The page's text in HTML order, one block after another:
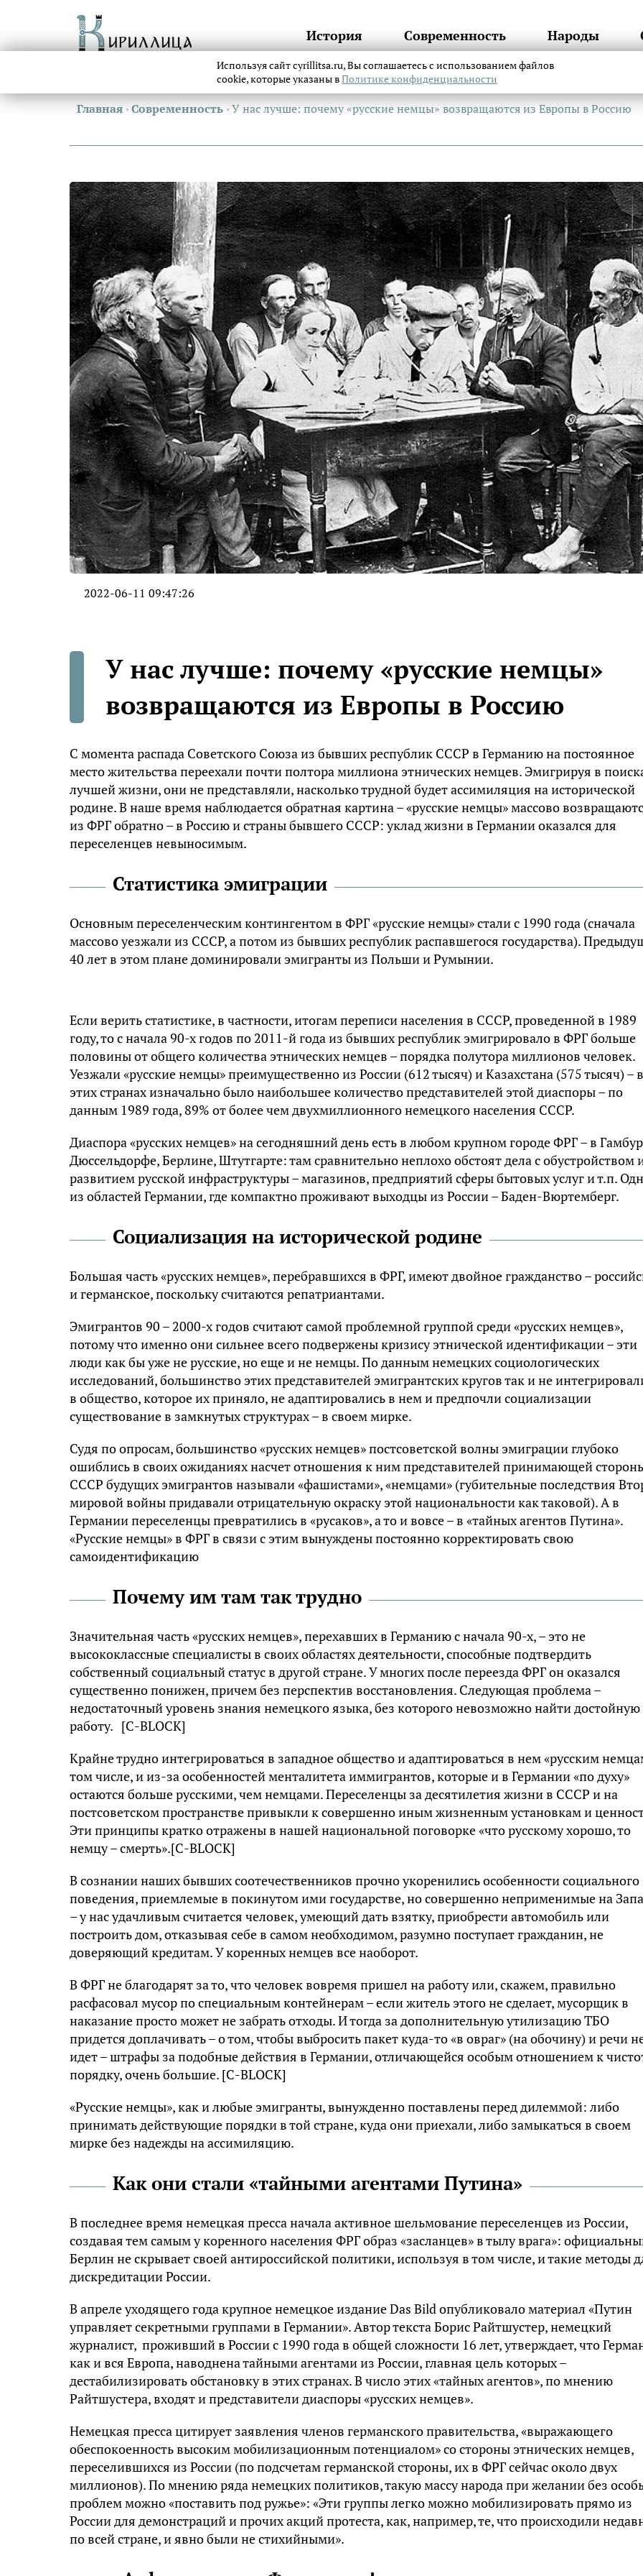
История Современность Народы
Главная ›Современность ›У нас лучше: почему «русские немцы» возвращаются из Европы в Россию
2022-06-11 09:47:26
У нас лучше: почему «русские немцы»
возвращаются из Европы в Россию
С момента распада Советского Союза из бывших республик СССР в Германию на постоянное
место жительства переехали почти полтора миллиона этнических немцев. Эмигрируя в
лучшей жизни, они не представляли, насколько трудной будет ассимиляция на исторической
родине. В наше время наблюдается обратная картина – «русские немцы» массово
из ФРГ обратно – в Россию и страны бывшего СССР: уклад жизни в Германии оказался для
переселенцев невыносимым.
Статистика эмиграции
Основным переселенческим контингентом в ФРГ «русские немцы» стали с 1990 года (сначала
массово уезжали из СССР, а потом из бывших республик распавшегося государства).
40 лет в этом плане доминировали эмигранты из Польши и Румынии.
Если верить статистике, в частности, итогам переписи населения в СССР, проведенной в 1989
году, то с начала 90-х годов по 2011-й года из бывших республик эмигрировало в ФРГ больше
половины от общего количества этнических немцев – порядка полутора миллионов человек.
Уезжали «русские немцы» преимущественно из России (612 тысяч) и Казахстана (575 тысяч) – в
этих странах изначально было наибольшее количество представителей этой диаспоры – по
данным 1989 года, 89% от более чем двухмиллионного немецкого населения СССР.
Диаспора «русских немцев» на сегодняшний день есть в любом крупном городе ФРГ – в
Дюссельдорфе, Берлине, Штутгарте: там сравнительно неплохо обстоят дела с обустройством
развитием русской инфраструктуры – магазинов, предприятий сферы бытовых услуг и т.п.
из областей Германии, где компактно проживают выходцы из России – Баден-Вюртемберг.
Социализация на исторической родине
Большая часть «русских немцев», перебравшихся в ФРГ, имеют двойное гражданство –
и германское, поскольку считаются репатриантами.
Эмигрантов 90 – 2000-х годов считают самой проблемной группой среди «русских немцев»,
потому что именно они сильнее всего подвержены кризису этнической идентификации – эти
люди как бы уже не русские, но еще и не немцы. По данным немецких социологических
исследований, большинство этих представителей эмигрантских кругов так и не
в общество, которое их приняло, не адаптировались в нем и предпочли социализации
существование в замкнутых структурах – в своем мирке.
Судя по опросам, большинство «русских немцев» постсоветской волны эмиграции глубоко
ошиблись в своих ожиданиях насчет отношения к ним представителей принимающей
СССР будущих эмигрантов называли «фашистами», «немцами» (губительные последствия
мировой войны придавали отрицательную окраску этой национальности как таковой). А в
Германии переселенцы превратились в «русаков», а то и вовсе – в «тайных агентов Путина».
«Русские немцы» в ФРГ в связи с этим вынуждены постоянно корректировать свою
самоидентификацию
Почему им там так трудно
Значительная часть «русских немцев», перехавших в Германию с начала 90-х, – это не
высококлассные специалисты в своих областях деятельности, способные подтвердить
собственный социальный статус в другой стране. У многих после переезда ФРГ он оказался
существенно понижен, причем без перспектив восстановления. Следующая проблема –
недостаточный уровень знания немецкого языка, без которого невозможно найти достойную
работу. [С-BLOCK]
Крайне трудно интегрироваться в западное общество и адаптироваться в нем «русским
том числе, и из-за особенностей менталитета иммигрантов, которые и в Германии «по духу»
остаются больше русскими, чем немцами. Переселенцы за десятилетия жизни в СССР и на
постсоветском пространстве привыкли к совершенно иным жизненным установкам и
Эти принципы кратко отражены в нашей национальной поговорке «что русскому хорошо, то
немцу – смерть».[С-BLOCK]
В сознании наших бывших соотечественников прочно укоренились особенности социального
поведения, приемлемые в покинутом ими государстве, но совершенно неприменимые на
– у нас удачливым считается человек, умеющий дать взятку, приобрести автомобиль или
построить дом, отказывая себе в самом необходимом, разумно поступает гражданин, не
доверяющий кредитам. У коренных немцев все наоборот.
В ФРГ не благодарят за то, что человек вовремя пришел на работу или, скажем, правильно
расфасовал мусор по специальным контейнерам – если житель этого не сделает, мусорщик в
наказание просто может не забрать отходы. И тогда за дополнительную утилизацию ТБО
придется доплачивать – о том, чтобы выбросить пакет куда-то «в овраг» (на обочину) и речи
идет – штрафы за подобные действия в Германии, отличающейся особым отношением к
порядку, очень большие. [С-BLOCK]
«Русские немцы», как и любые эмигранты, вынужденно поставлены перед дилеммой: либо
принимать действующие порядки в той стране, куда они приехали, либо замыкаться в своем
мирке без надежды на ассимиляцию.
Как они стали «тайными агентами Путина»
В последнее время немецкая пресса начала активное шельмование переселенцев из России,
создавая тем самым у коренного населения ФРГ образ «засланцев» в тылу врага»:
Берлин не скрывает своей антироссийской политики, используя в том числе, и такие методы
дискредитации России.
В апреле уходящего года крупное немецкое издание Das Bild опубликовало материал «Путин
управляет секретными группами в Германии». Автор текста Борис Райтшустер, немецкий
журналист, проживший в России с 1990 года в общей сложности 16 лет, утверждает, что
как и вся Европа, наводнена тайными агентами из России, главная цель которых –
дестабилизировать обстановку в этих странах. В число этих «тайных агентов», по мнению
Райтшустера, входят и представители диаспоры «русских немцев».
Немецкая пресса цитирует заявления членов германского правительства, «выражающего
обеспокоенность высоким мобилизационным потенциалом» со стороны этнических немцев,
переселившихся из России (по подсчетам германской стороны, их в ФРГ сейчас около двух
миллионов). По мнению ряда немецких политиков, такую массу народа при желании без
проблем можно «поставить под ружье»: «Эти группы легко можно мобилизировать прямо из
России для демонстраций и прочих акций протеста, как, например, те, что происходили
по всей стране, и явно были не стихийными».
Используя сайт cyrillitsa.ru, Вы соглашаетесь с использованием файлов
cookie, которые указаны вПолитике конфиденциальности